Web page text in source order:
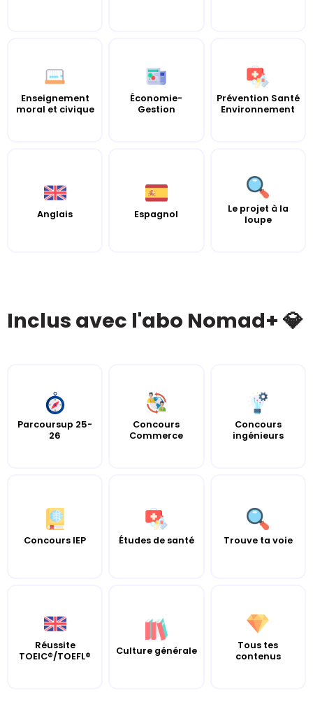
Enseignement
moral et civique
Économie-
Gestion
Prévention Santé
Environnement
Anglais Espagnol
Le projet à la
loupe
Inclus avec l'abo Nomad+ 💎
Parcoursup 25-
26
Concours
Commerce
Concours
ingénieurs
Concours IEP Études de santé Trouve ta voie
Réussite
TOEIC®/TOEFL®
Culture générale
Tous tes
contenus